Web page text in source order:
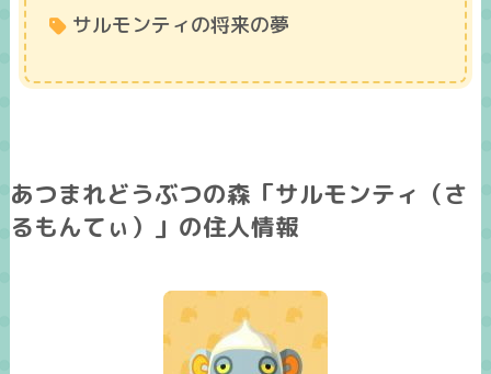
サルモンティの将来の夢
あつまれどうぶつの森「サルモンティ（さ
るもんてぃ）」の住人情報